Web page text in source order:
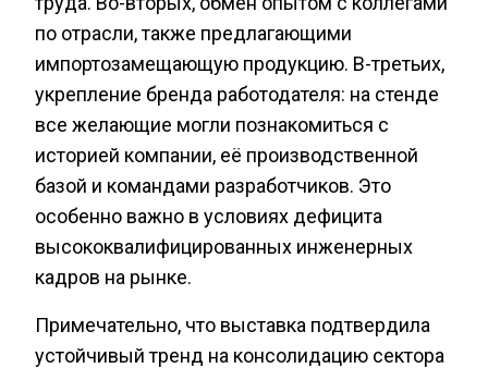
по отрасли, также предлагающими
импортозамещающую продукцию. В-третьих,
укрепление бренда работодателя: на стенде
все желающие могли познакомиться с
историей компании, её производственной
базой и командами разработчиков. Это
особенно важно в условиях дефицита
высококвалифицированных инженерных
кадров на рынке.
Примечательно, что выставка подтвердила
устойчивый тренд на консолидацию сектора